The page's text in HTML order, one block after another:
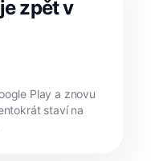
zpět v
Play a znovu
staví na